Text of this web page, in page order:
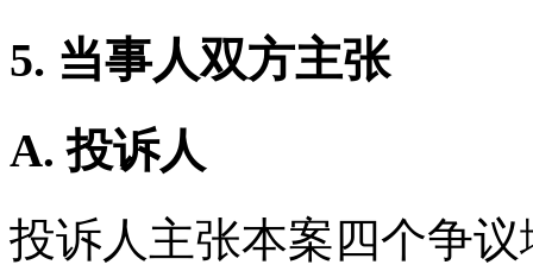
5. 当事人双方主张
A. 投诉人
投诉人主张本案四个争